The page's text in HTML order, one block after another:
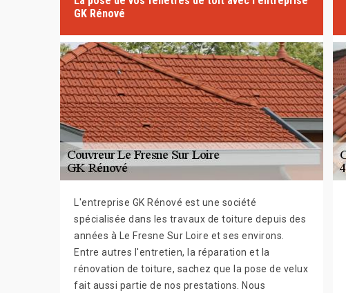
GK Rénové
L'entreprise GK Rénové est une société
spécialisée dans les travaux de toiture depuis des
années à Le Fresne Sur Loire et ses environs.
Entre autres l'entretien, la réparation et la
rénovation de toiture, sachez que la pose de velux
fait aussi partie de nos prestations. Nous